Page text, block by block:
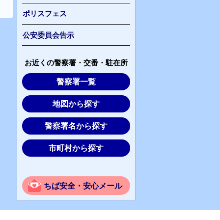
ポリスフェス
公安委員会告示
お近くの警察署・交番・駐在所
警察署一覧
地図から探す
警察署名から探す
市町村から探す
ちば安全・安心メール